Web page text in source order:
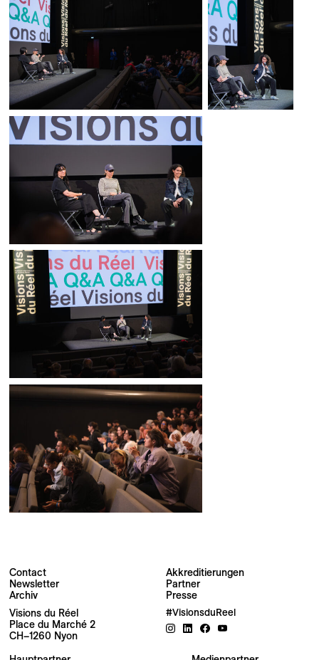
Contact
Newsletter
Archiv
Akkreditierungen
Partner
Presse
Visions du Réel
Place du Marché 2
CH–1260 Nyon
#VisionsduReel
Newsletter
Ihre E-Mail-Adresse